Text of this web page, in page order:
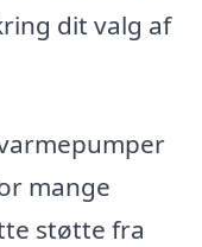
dit valg af
mange
støtte fra